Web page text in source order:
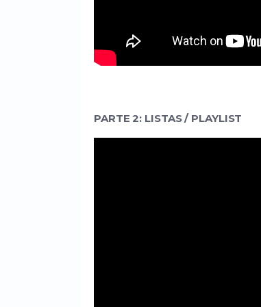
PARTE 2: LISTAS / PLAYLIST